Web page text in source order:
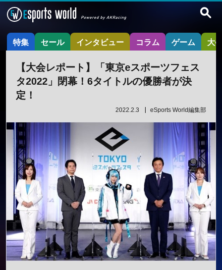
特集 セール インタビュー コラム ゲーム 大
【大会レポート】「東京eスポーツフェス
タ2022」閉幕！6タイトルの優勝者が決
定！
2022.2.3 eSports World編集部